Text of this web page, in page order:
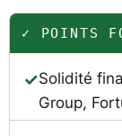
✓ POINTS
Solidité
Group,